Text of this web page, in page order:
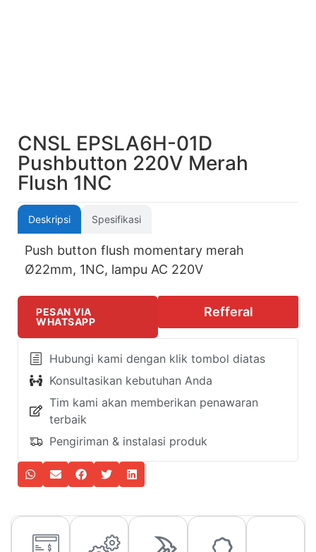
CNSL EPSLA6H-01D
Pushbutton 220V Merah
Flush 1NC
Deskripsi Spesifikasi
Push button flush momentary merah
Ø22mm, 1NC, lampu AC 220V
PESAN VIA
WHATSAPP
Refferal
Hubungi kami dengan klik tombol diatas
Konsultasikan kebutuhan Anda
Tim kami akan memberikan penawaran
terbaik
Pengiriman & instalasi produk